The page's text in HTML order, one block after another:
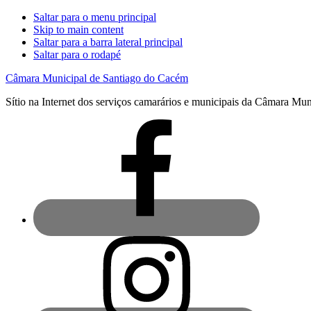
Saltar para o menu principal
Skip to main content
Saltar para a barra lateral principal
Saltar para o rodapé
Câmara Municipal de Santiago do Cacém
Sítio na Internet dos serviços camarários e municipais da Câmara